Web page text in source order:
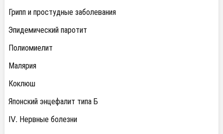
Грипп и простудные заболевания
Эпидемический паротит
Полиомиелит
Малярия
Коклюш
Японский энцефалит типа Б
IV. Нервные болезни